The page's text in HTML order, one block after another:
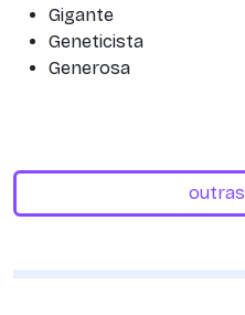
Gigante
Geneticista
Generosa
outras